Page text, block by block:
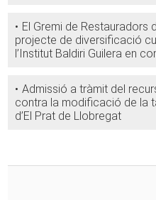
El Gremi de Restauradors
projecte de diversificació
l’Institut Baldiri Guilera en
Admissió a tràmit del
contra la modificació de la
d’El Prat de Llobregat